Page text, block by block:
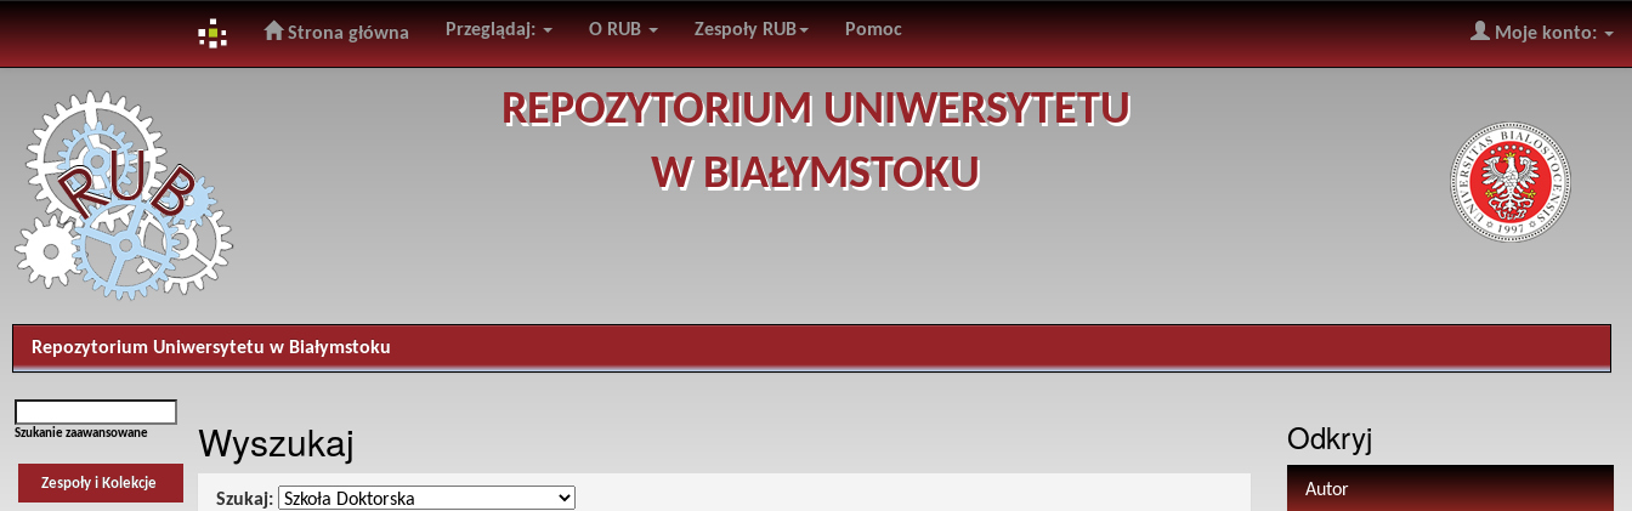
navigation
Strona główna Przeglądaj: O RUB Zespoły RUB Pomoc Moje konto:
REPOZYTORIUM UNIWERSYTETU
W BIAŁYMSTOKU
Repozytorium Uniwersytetu w Białymstoku
Szukanie zaawansowane
Zespoły i Kolekcje
Wyszukaj
Szukaj:
Odkryj
Autor